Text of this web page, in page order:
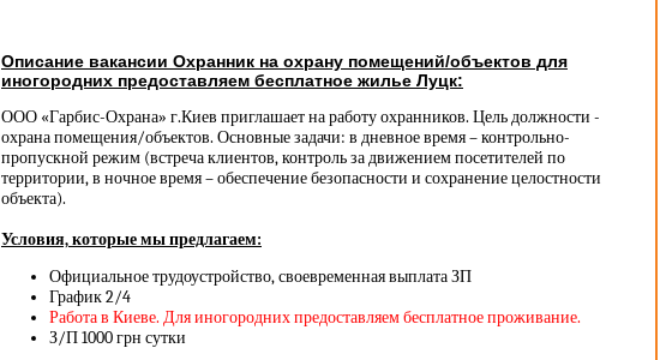
Описание вакансии Охранник на охрану помещений/объектов для
иногородних предоставляем бесплатное жилье Луцк:
ООО «Гарбис-Охрана» г.Киев приглашает на работу охранников. Цель должности -
охрана помещения/объектов. Основные задачи: в дневное время – контрольно-
пропускной режим (встреча клиентов, контроль за движением посетителей по
территории, в ночное время – обеспечение безопасности и сохранение целостности
объекта).
Условия, которые мы предлагаем:
Официальное трудоустройство, своевременная выплата ЗП
График 2/4
Работа в Киеве. Для иногородних предоставляем бесплатное проживание.
З/П 1000 грн сутки